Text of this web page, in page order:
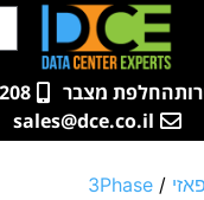
החלפת מצבר
sales@dce.co.il
/
3Phase